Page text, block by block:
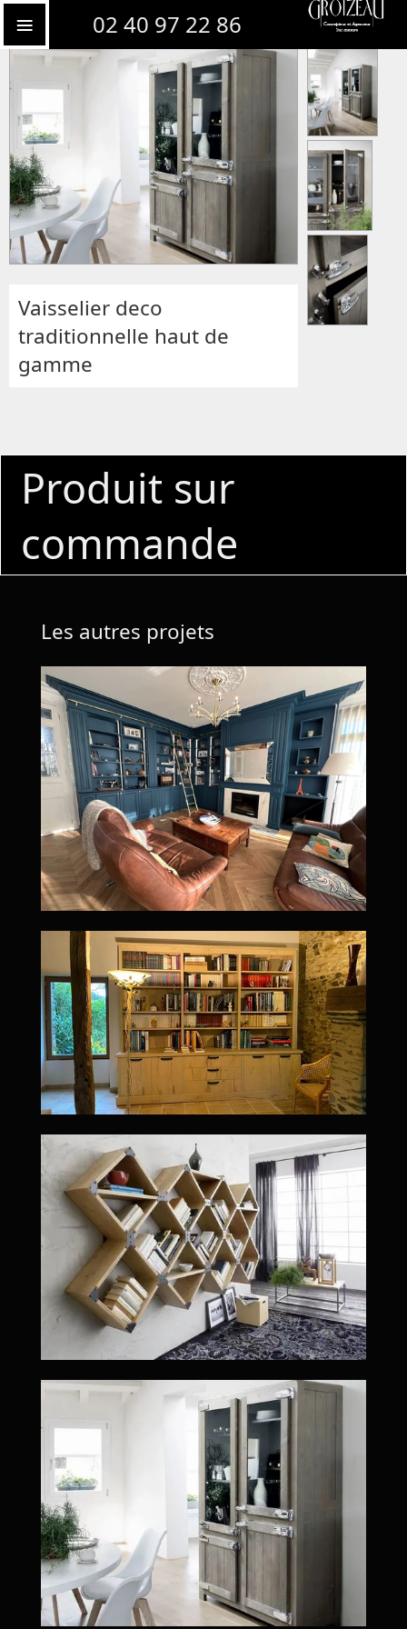
02 40 97 22 86
Bibliothèque et vaisselier sur mesure
Vaisselier deco
traditionnelle haut de
gamme
Produit sur
commande
Les autres projets